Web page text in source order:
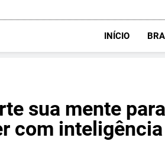
INÍCIO
sua mente
com inteligência